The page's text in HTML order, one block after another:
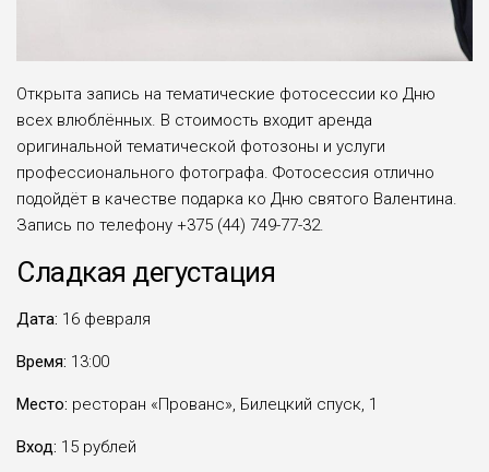
Открыта запись на тематические фотосессии ко Дню
всех влюблённых. В стоимость входит аренда
оригинальной тематической фотозоны и услуги
профессионального фотографа. Фотосессия отлично
подойдёт в качестве подарка ко Дню святого Валентина.
Запись по телефону +375 (44) 749-77-32.
Сладкая дегустация
Дата: 16 февраля
Время: 13:00
Место: ресторан «Прованс», Билецкий спуск, 1
Вход: 15 рублей